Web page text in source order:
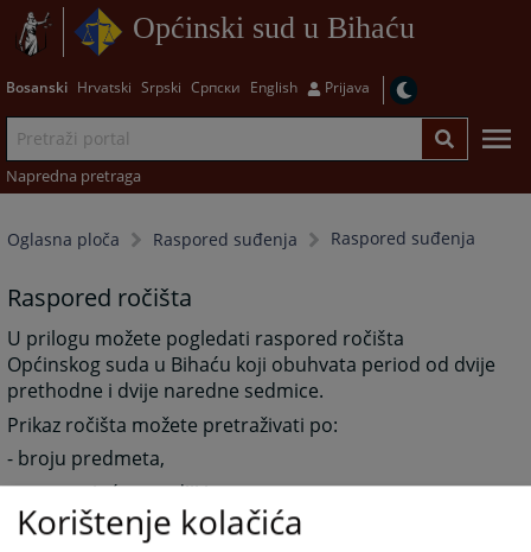
Općinski sud u Bihaću
Bosanski Hrvatski Srpski Српски English Prijava
Napredna pretraga
Oglasna ploča Raspored suđenja Raspored suđenja
Raspored ročišta
U prilogu možete pogledati raspored ročišta
Općinskog suda u Bihaću koji obuhvata period od dvije
prethodne i dvije naredne sedmice.
Prikaz ročišta možete pretraživati po:
- broju predmeta,
- postupajućem sudiji i
- datumu ročišta.
Korištenje kolačića